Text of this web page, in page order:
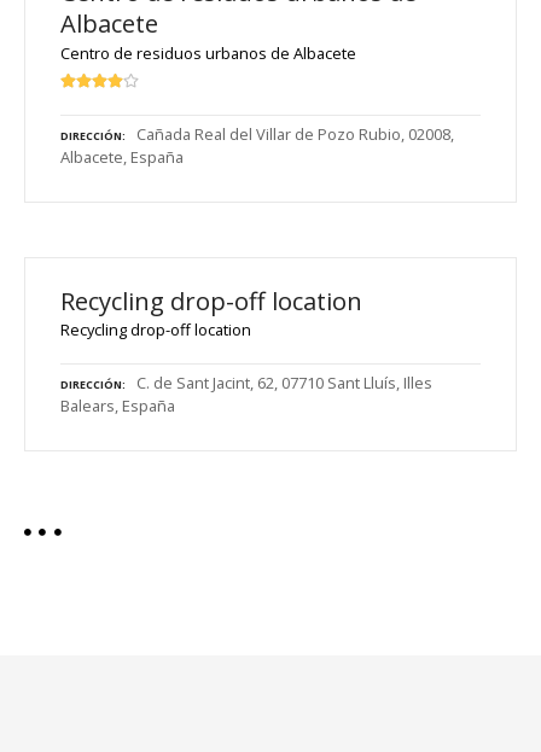
Albacete
Centro de residuos urbanos de Albacete
DIRECCIÓN
Cañada Real del Villar de Pozo Rubio, 02008,
Albacete, España
Recycling drop-off location
Recycling drop-off location
DIRECCIÓN
C. de Sant Jacint, 62, 07710 Sant Lluís, Illes
Balears, España